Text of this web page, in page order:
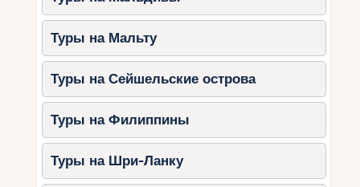
Туры на Мальту
Туры на Сейшельские острова
Туры на Филиппины
Туры на Шри-Ланку